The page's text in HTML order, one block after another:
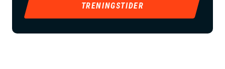
TRENINGSTIDER